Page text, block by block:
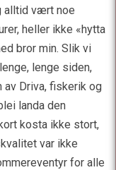
alltid vært noe
heller ikke «hytta
bror min. Slik vi
lenge siden,
av Driva, fiskerik og
landa den
kosta ikke stort,
var ikke
for alle